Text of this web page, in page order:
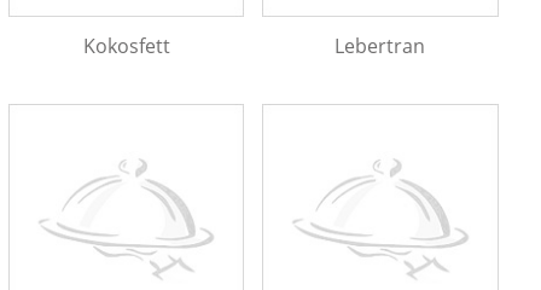
Kokosfett Lebertran